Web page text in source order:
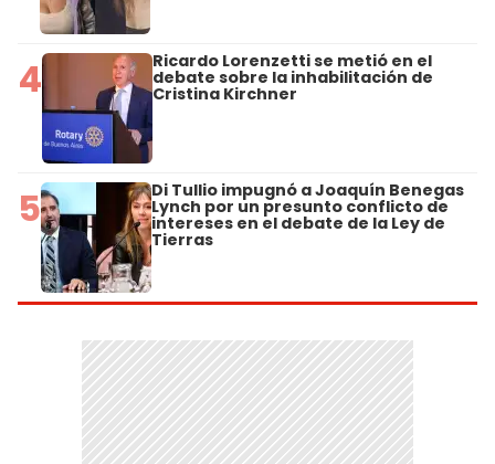
4 Ricardo Lorenzetti se metió en el
debate sobre la inhabilitación de
Cristina Kirchner
5 Di Tullio impugnó a Joaquín Benegas
Lynch por un presunto conflicto de
intereses en el debate de la Ley de
Tierras